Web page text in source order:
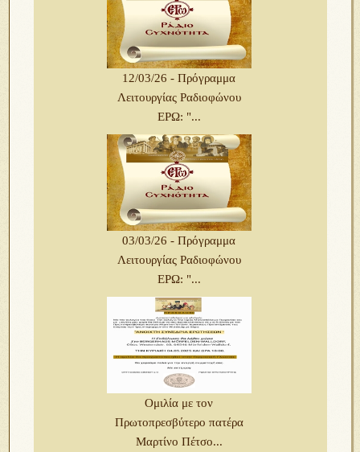
12/03/26 - Πρόγραμμα
Λειτουργίας Ραδιοφώνου
ΕΡΩ: "...
03/03/26 - Πρόγραμμα
Λειτουργίας Ραδιοφώνου
ΕΡΩ: "...
Ομιλία με τον
Πρωτοπρεσβύτερο πατέρα
Μαρτίνο Πέτσο...